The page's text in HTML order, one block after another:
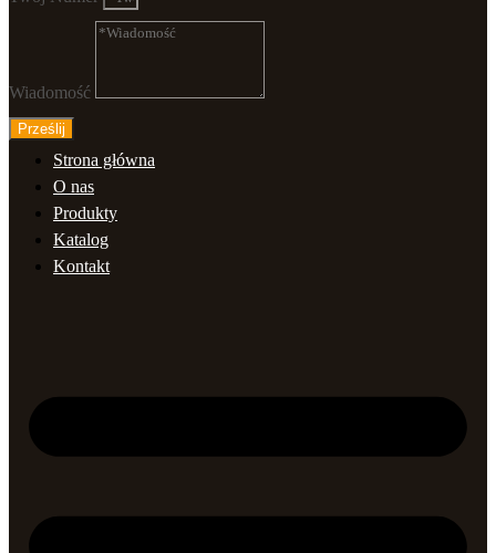
Wiadomość
Prześlij
Strona główna
O nas
Produkty
Katalog
Kontakt